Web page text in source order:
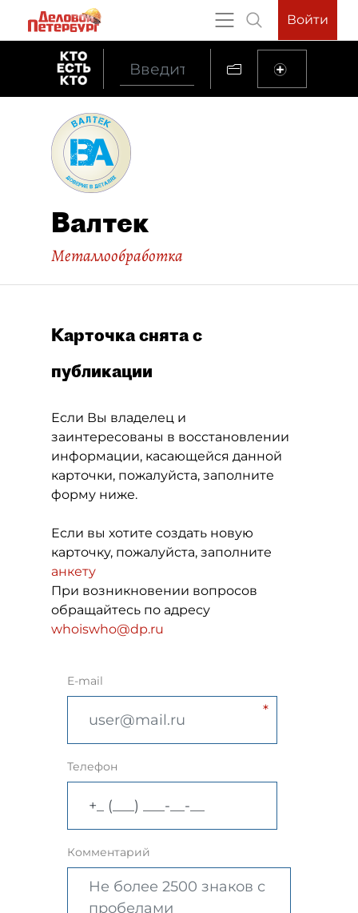
Войти
Валтек
Металлообработка
Карточка снята с
публикации
Если Вы владелец и
заинтересованы в восстановлении
информации, касающейся данной
карточки, пожалуйста, заполните
форму ниже.
Если вы хотите создать новую
карточку, пожалуйста, заполните
анкету
При возникновении вопросов
обращайтесь по адресу
whoiswho@dp.ru
E-mail
Телефон
Комментарий